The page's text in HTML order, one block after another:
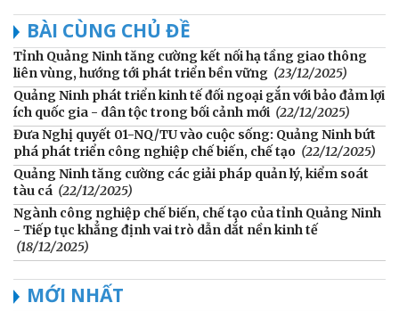
BÀI CÙNG CHỦ ĐỀ
Tỉnh Quảng Ninh tăng cường kết nối hạ tầng giao thông
liên vùng, hướng tới phát triển bền vững (23/12/2025)
Quảng Ninh phát triển kinh tế đối ngoại gắn với bảo đảm lợi
ích quốc gia - dân tộc trong bối cảnh mới (22/12/2025)
Đưa Nghị quyết 01-NQ/TU vào cuộc sống: Quảng Ninh bứt
phá phát triển công nghiệp chế biến, chế tạo (22/12/2025)
Quảng Ninh tăng cường các giải pháp quản lý, kiểm soát
tàu cá (22/12/2025)
Ngành công nghiệp chế biến, chế tạo của tỉnh Quảng Ninh
- Tiếp tục khẳng định vai trò dẫn dắt nền kinh tế
(18/12/2025)
MỚI NHẤT